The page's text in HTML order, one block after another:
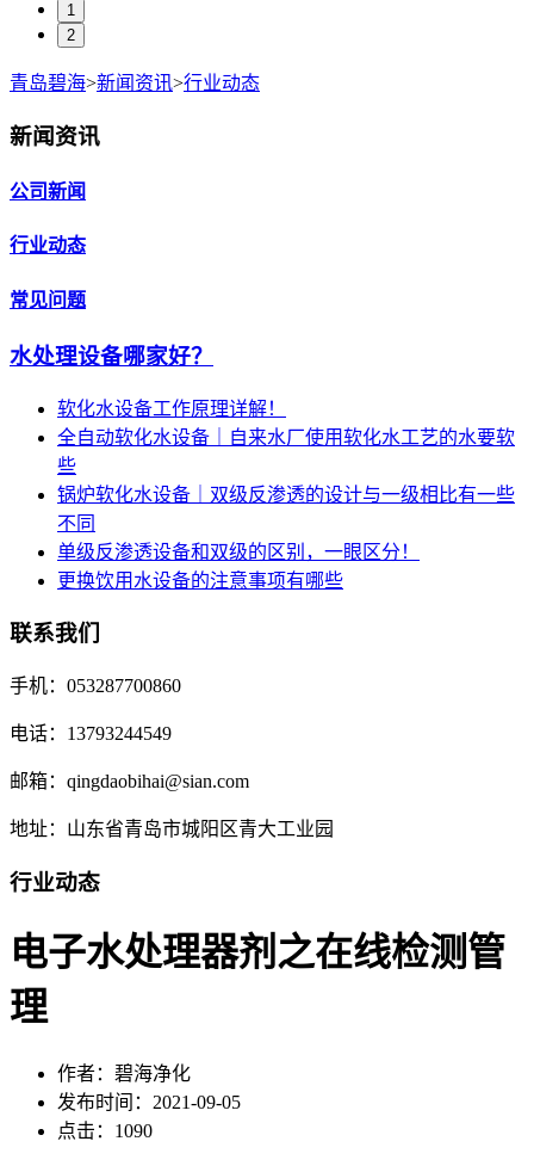
1
2
青岛碧海>新闻资讯>行业动态
新闻资讯
公司新闻
行业动态
常见问题
水处理设备哪家好？
软化水设备工作原理详解！
全自动软化水设备｜自来水厂使用软化水工艺的水要软
些
锅炉软化水设备｜双级反渗透的设计与一级相比有一些
不同
单级反渗透设备和双级的区别，一眼区分！
更换饮用水设备的注意事项有哪些
联系我们
手机：053287700860
电话：13793244549
邮箱：qingdaobihai@sian.com
地址：山东省青岛市城阳区青大工业园
行业动态
电子水处理器剂之在线检测管
理
作者：碧海净化
发布时间：2021-09-05
点击：1090